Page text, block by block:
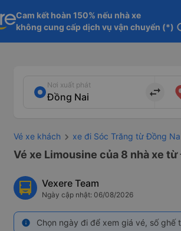
Cam kết hoàn 150% nếu nhà xe
không cung cấp dịch vụ vận chuyển (*)
Nơi xuất phát
import_export
Vé xe khách xe đi Sóc Trăng từ Đồng
Vé xe Limousine của 8 nhà xe
Vexere Team
Ngày cập nhật: 06/08/2026
info Chọn ngày đi để xem giá vé, số